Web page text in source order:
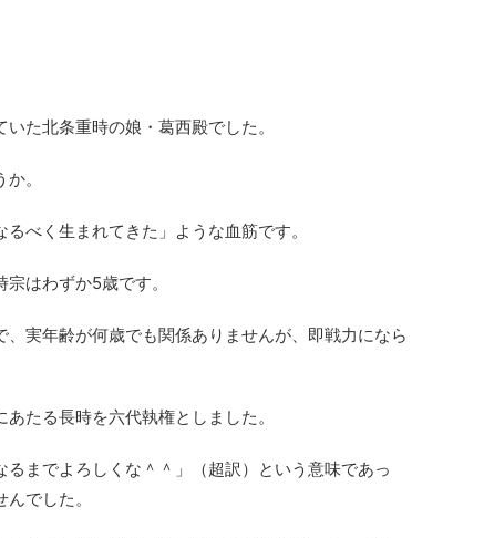
た北条重時の娘・葛西殿でした。
。
べく生まれてきた」ような血筋です。
はわずか5歳です。
実年齢が何歳でも関係ありませんが、即戦力になら
たる長時を六代執権としました。
までよろしくな＾＾」（超訳）という意味であっ
でした。